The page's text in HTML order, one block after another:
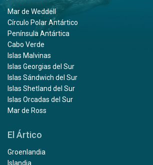
Mar de Weddell
Círculo Polar Antártico
Península Antártica
Cabo Verde
Islas Malvinas
Islas Georgias del Sur
Islas Sándwich del Sur
Islas Shetland del Sur
Islas Orcadas del Sur
Mar de Ross
El Ártico
Groenlandia
Islandia